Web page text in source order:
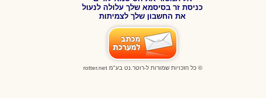
כניסת זר בסיסמא שלך עלולה לנעול
את החשבון שלך לצמיתות
© כל הזכויות שמורות ל-רוטר.נט בע"מrotter.net